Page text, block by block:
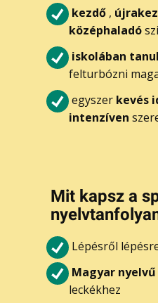
kezdő ,
középhaladó
iskolában
felturbózni
egyszer kevés
intenzíven
Mi​t kapsz a
Lépésről
Magyar
leckékhez